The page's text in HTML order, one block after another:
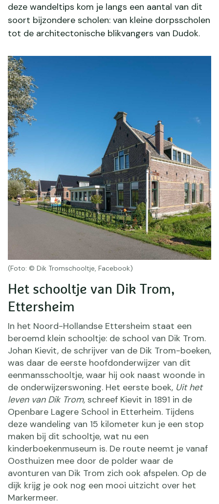
deze wandeltips kom je langs een aantal van dit
soort bijzondere scholen: van kleine dorpsscholen
tot de architectonische blikvangers van Dudok.
Het schooltje van Dik Trom,
Ettersheim
In het Noord-Hollandse Ettersheim staat een
beroemd klein schooltje: de school van Dik Trom.
Johan Kievit, de schrijver van de Dik Trom-boeken,
was daar de eerste hoofdonderwijzer van dit
eenmansschooltje, waar hij ook naast woonde in
de onderwijzerswoning. Het eerste boek, Uit het
leven van Dik Trom, schreef Kievit in 1891 in de
Openbare Lagere School in Etterheim. Tijdens
deze wandeling van 15 kilometer kun je een stop
maken bij dit schooltje, wat nu een
kinderboekenmuseum is. De route neemt je vanaf
Oosthuizen mee door de polder waar de
avonturen van Dik Trom zich ook afspelen. Op de
dijk krijg je ook nog een mooi uitzicht over het
Markermeer.
(Foto: © Dik Tromschooltje, Facebook)